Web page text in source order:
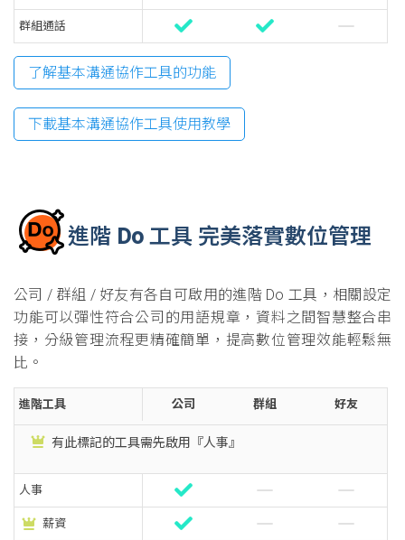
群組通話
了解基本溝通協作工具的功能
下載基本溝通協作工具使用教學
進階 Do 工具 完美落實數位管理
公司 / 群組 / 好友有各自可啟用的進階 Do 工具，相關設定
功能可以彈性符合公司的用語規章，資料之間智慧整合串
接，分級管理流程更精確簡單，提高數位管理效能輕鬆無
比。
進階工具 公司 群組 好友
有此標記的工具需先啟用『人事』
人事
薪資